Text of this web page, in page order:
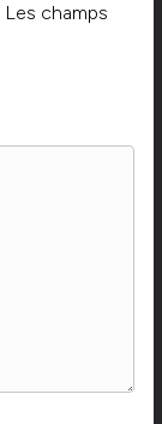
Les champs